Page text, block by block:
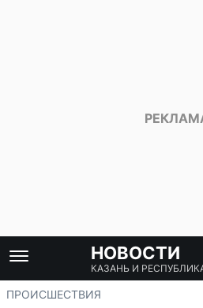
НОВОСТИ
КАЗАНЬ И
ПРОИСШЕСТВИЯ